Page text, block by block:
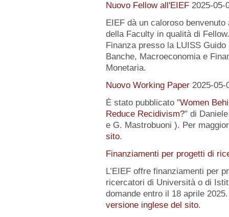
Nuovo Fellow all'EIEF 2025-05-
EIEF dà un caloroso
della Faculty in qualità di
Finanza presso la LUISS
Banche, Macroeconomia e
Monetaria.
Nuovo Working Paper 2025-05-
È stato pubblicato "Women
Reduce Recidivism?" di
e G. Mastrobuoni ). Per
sito.
Finanziamenti per progetti di
L’EIEF offre finanziamenti per
ricercatori di Università o di
domande entro il 18 aprile
versione inglese del sito.